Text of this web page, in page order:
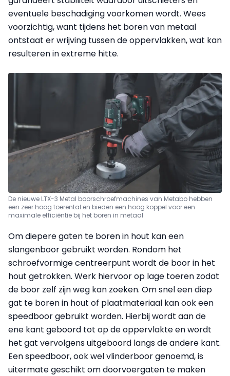
eventuele beschadiging voorkomen wordt. Wees
voorzichtig, want tijdens het boren van metaal
ontstaat er wrijving tussen de oppervlakken, wat kan
resulteren in extreme hitte.
De nieuwe LTX-3 Metal boorschroefmachines van Metabo hebben
een zeer hoog toerental en bieden een hoog koppel voor een
maximale efficiëntie bij het boren in metaal
Om diepere gaten te boren in hout kan een
slangenboor gebruikt worden. Rondom het
schroefvormige centreerpunt wordt de boor in het
hout getrokken. Werk hiervoor op lage toeren zodat
de boor zelf zijn weg kan zoeken. Om snel een diep
gat te boren in hout of plaatmateriaal kan ook een
speedboor gebruikt worden. Hierbij wordt aan de
ene kant geboord tot op de oppervlakte en wordt
het gat vervolgens uitgeboord langs de andere kant.
Een speedboor, ook wel vlinderboor genoemd, is
uitermate geschikt om doorvoergaten te maken